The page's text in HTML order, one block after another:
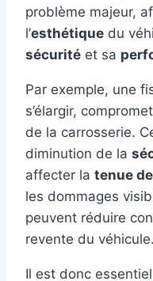
problème majeur,
l’esthétique du
sécurité et sa
Par exemple, une
s’élargir,
de la carrosserie.
diminution de la
affecter la tenue
les dommages
peuvent réduire
revente du véhicule.
Il est donc